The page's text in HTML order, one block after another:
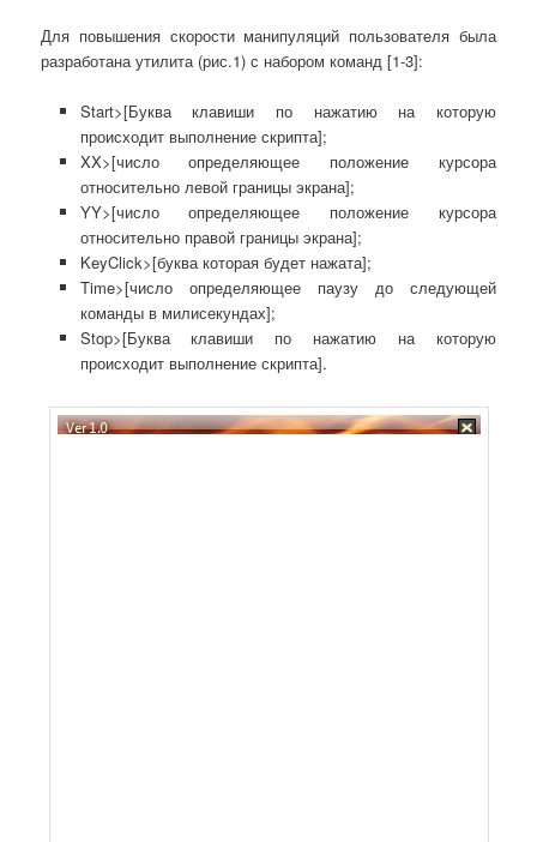
Для повышения скорости манипуляций пользователя была
разработана утилита (рис.1) с набором команд [1-3]:
Start>[Буква клавиши по нажатию на которую
происходит выполнение скрипта];
XX>[число определяющее положение курсора
относительно левой границы экрана];
YY>[число определяющее положение курсора
относительно правой границы экрана];
KeyClick>[буква которая будет нажата];
Time>[число определяющее паузу до следующей
команды в милисекундах];
Stop>[Буква клавиши по нажатию на которую
происходит выполнение скрипта].